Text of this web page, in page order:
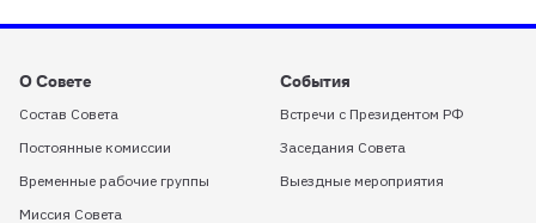
О Совете
Состав Совета
Постоянные комиссии
Временные рабочие группы
Миссия Совета
События
Встречи с Президентом РФ
Заседания Совета
Выездные мероприятия